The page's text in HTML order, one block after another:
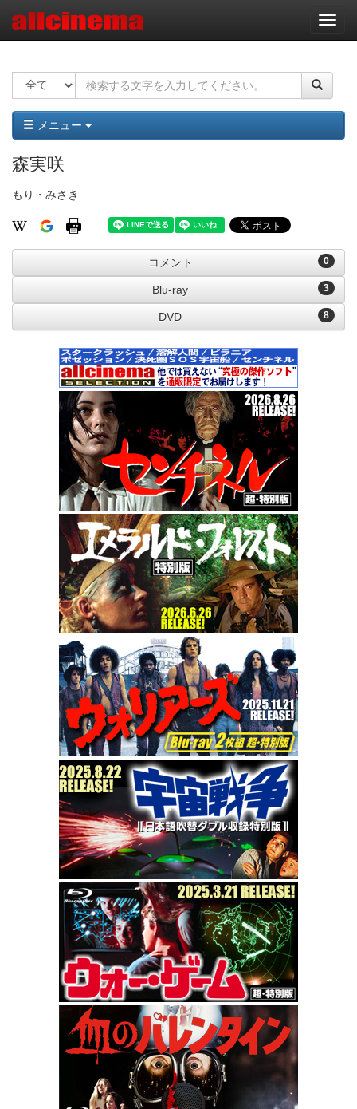
ナ
ビ
ー
ョ
ン
メニュー
森実咲
もり・みさき
0
コメント
3
Blu-ray
8
DVD